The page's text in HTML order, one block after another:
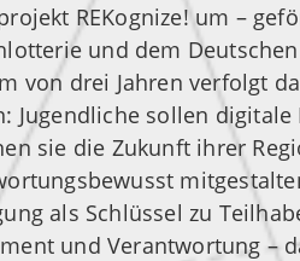
REKognize! um –
und dem
von drei Jahren verfolgt
Jugendliche sollen
sie die Zukunft ihrer
als Schlüssel zu
und Verantwortung –